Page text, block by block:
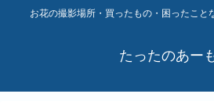
お花の撮影場所・買ったもの・困ったこと
たったのあー